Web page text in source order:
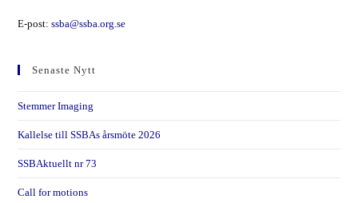
E-post:ssba@ssba.org.se
Senaste Nytt
Stemmer Imaging
Kallelse till SSBAs årsmöte 2026
SSBAktuellt nr 73
Call for motions